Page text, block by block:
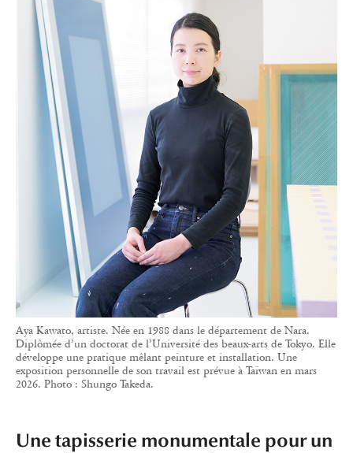
Aya Kawato, artiste. Née en 1988 dans le département de Nara.
Diplômée d’un doctorat de l’Université des beaux-arts de Tokyo. Elle
développe une pratique mêlant peinture et installation. Une
exposition personnelle de son travail est prévue à Taïwan en mars
2026. Photo : Shungo Takeda.
Une tapisserie monumentale pour un